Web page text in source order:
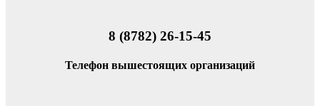
8 (8782) 26-15-45
Телефон вышестоящих организаций